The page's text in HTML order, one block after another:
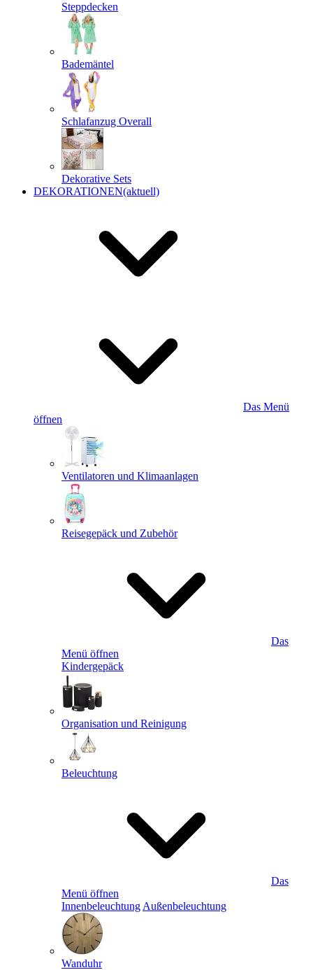
Steppdecken
Bademäntel
Schlafanzug Overall
Dekorative Sets
DEKORATIONEN(aktuell)
Das Menü
öffnen
Ventilatoren und Klimaanlagen
Reisegepäck und Zubehör
Das
Menü öffnen
Kindergepäck
Organisation und Reinigung
Beleuchtung
Das
Menü öffnen
Innenbeleuchtung Außenbeleuchtung
Wanduhr